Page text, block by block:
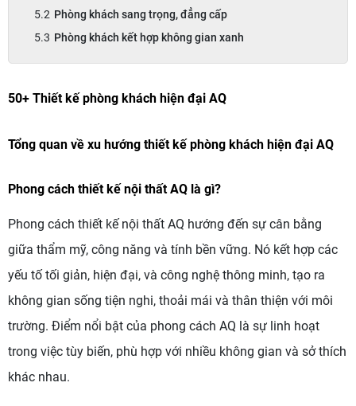
Phòng khách sang trọng, đẳng cấp
Phòng khách kết hợp không gian xanh
50+ Thiết kế phòng khách hiện đại AQ
Tổng quan về xu hướng thiết kế phòng khách hiện đại AQ
Phong cách thiết kế nội thất AQ là gì?
Phong cách thiết kế nội thất AQ hướng đến sự cân bằng
giữa thẩm mỹ, công năng và tính bền vững. Nó kết hợp các
yếu tố tối giản, hiện đại, và công nghệ thông minh, tạo ra
không gian sống tiện nghi, thoải mái và thân thiện với môi
trường. Điểm nổi bật của phong cách AQ là sự linh hoạt
trong việc tùy biến, phù hợp với nhiều không gian và sở thích
khác nhau.